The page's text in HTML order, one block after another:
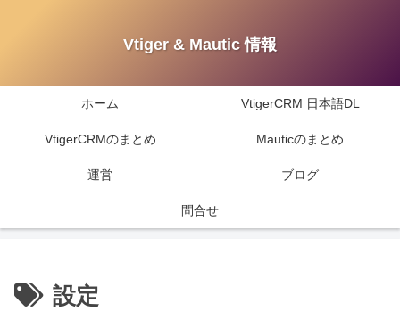
Vtiger & Mautic 情報
ホーム VtigerCRM 日本語DL
VtigerCRMのまとめ Mauticのまとめ
運営 ブログ
問合せ
設定